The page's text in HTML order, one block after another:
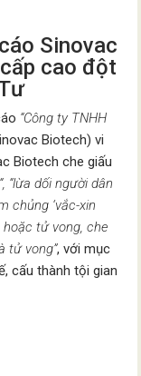
Sinovac
cao đột
“Công ty TNHH
Biotech) vi
Biotech che giấu
“lừa dối người dân
chủng ‘vắc-xin
hoặc tử vong, che
tử vong”, với mục
cấu thành tội gian